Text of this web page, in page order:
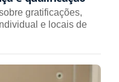
gratificações,
e locais de